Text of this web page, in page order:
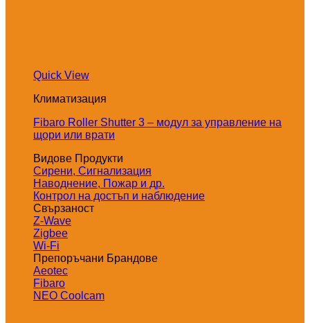
Quick View
Климатизация
Fibaro Roller Shutter 3 – модул за управление на
щори или врати
Видове Продукти
Сирени, Сигнализация
Наводнение, Пожар и др.
Контрол на достъп и наблюдение
Свързаност
Z-Wave
Zigbee
Wi-Fi
Препоръчани Брандове
Aeotec
Fibaro
NEO Coolcam